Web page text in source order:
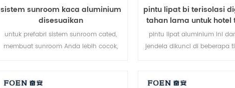
sistem sunroom kaca aluminium
disesuaikan
untuk prefabri sistem sunroom cated,
membuat sunroom Anda lebih cocok,
pintu lipat bi terisolasi
tahan lama untuk hotel
pintu lipat aluminium ini
jendela dikunci di beberapa
pintu untuk memenuhi